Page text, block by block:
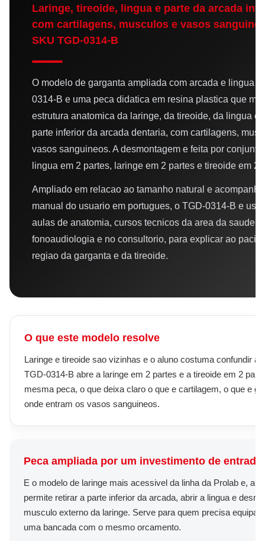
Laringe, tireoide, lingua e parte da arcada
com cartilagens, musculos e vasos
SKU TGD-0314-B
O modelo de garganta ampliada com arcada e lingua
0314-B e uma peca didatica em resina plastica que
estrutura anatomica da laringe, da tireoide, da lingua e
parte inferior da arcada dentaria, com cartilagens,
vasos sanguineos. A desmontagem e feita por
lingua em 2 partes, laringe em 2 partes e tireoide em 2
Ampliado em relacao ao tamanho natural e
manual do usuario em portugues, o TGD-0314-B e
aulas de anatomia, cursos tecnicos da area da saude,
fonoaudiologia e no consultorio, para explicar ao
regiao da garganta e da tireoide.
O que este modelo resolve
Laringe e tireoide sao vizinhas e o aluno costuma confundir
TGD-0314-B abre a laringe em 2 partes e a tireoide em 2
mesma peca, o que deixa claro o que e cartilagem, o que e
onde entram os vasos sanguineos.
Peca ampliada por um investimento de entrada
E o modelo de laringe mais acessivel da linha da Prolab e,
permite retirar a parte inferior da arcada, abrir a lingua e
musculo externo da laringe. Serve para quem precisa equipar
uma bancada com o mesmo orcamento.